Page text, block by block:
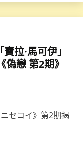
拉·馬可伊」
戀 第2期》
セコイ》第2期揭